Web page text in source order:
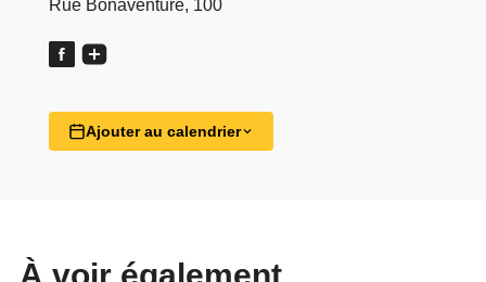
Rue Bonaventure, 100
Ajouter au calendrier